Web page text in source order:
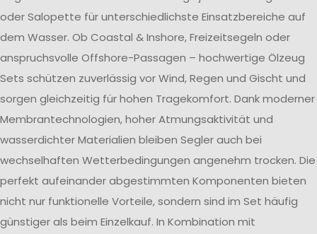
oder Salopette für unterschiedlichste Einsatzbereiche auf
dem Wasser. Ob Coastal & Inshore, Freizeitsegeln oder
anspruchsvolle Offshore-Passagen – hochwertige Ölzeug
Sets schützen zuverlässig vor Wind, Regen und Gischt und
sorgen gleichzeitig für hohen Tragekomfort. Dank moderner
Membrantechnologien, hoher Atmungsaktivität und
wasserdichter Materialien bleiben Segler auch bei
wechselhaften Wetterbedingungen angenehm trocken. Die
perfekt aufeinander abgestimmten Komponenten bieten
nicht nur funktionelle Vorteile, sondern sind im Set häufig
günstiger als beim Einzelkauf. In Kombination mit